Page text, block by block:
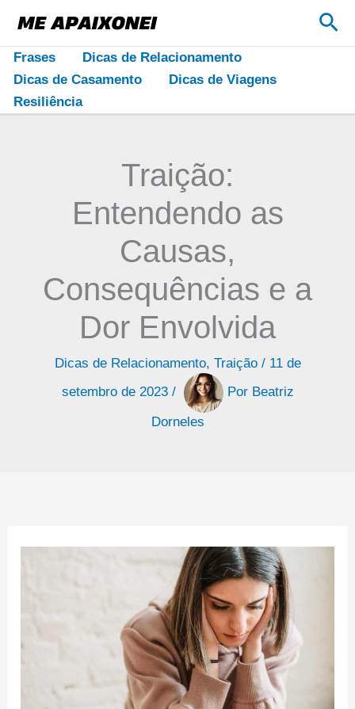
para
conteúdo
Frases
Dicas de Relacionamento
Dicas de Casamento
Dicas de Viagens
Resiliência
Traição:
Entendendo as
Causas,
Consequências e a
Dor Envolvida
Dicas de Relacionamento, Traição/ 11 de
setembro de 2023 / Por Beatriz
Dorneles